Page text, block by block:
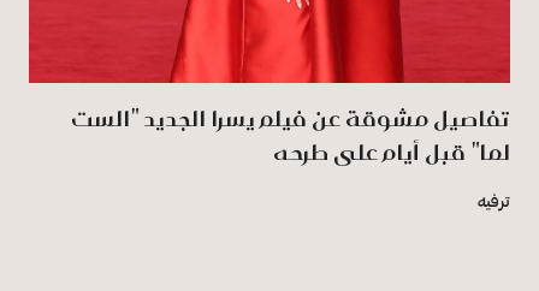
تفاصيل مشوقة عن فيلم يسرا الجديد "الست
لما" قبل أيام على طرحه
ترفيه